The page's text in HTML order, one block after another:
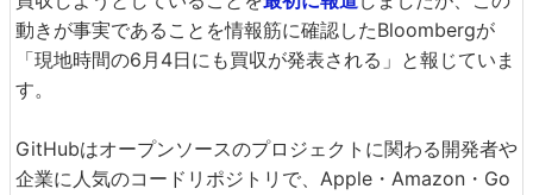
動きが事実であることを情報筋に確認したBloombergが
「現地時間の6月4日にも買収が発表される」と報じていま
す。
GitHubはオープンソースのプロジェクトに関わる開発者や
企業に人気のコードリポジトリで、Apple・Amazon・Go